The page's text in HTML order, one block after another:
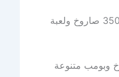
في التفاصيل، قامت إدارة تموين أبو حماد بقيادة الأستاذ كرم عكاشة بضبط 3500 صاروخ ولعبة
برئاسة الأستاذ سامح كمال في ضبط 2100 صاروخ وبومب متنوعة